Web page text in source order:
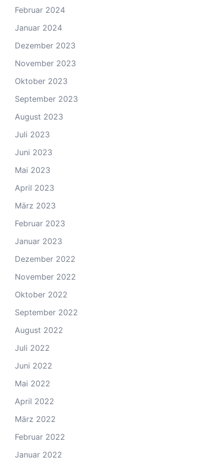
Februar 2024
Januar 2024
Dezember 2023
November 2023
Oktober 2023
September 2023
August 2023
Juli 2023
Juni 2023
Mai 2023
April 2023
März 2023
Februar 2023
Januar 2023
Dezember 2022
November 2022
Oktober 2022
September 2022
August 2022
Juli 2022
Juni 2022
Mai 2022
April 2022
März 2022
Februar 2022
Januar 2022